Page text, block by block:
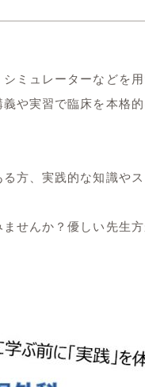
ミュレーターなどを
や実習で臨床を本格
方、実践的な知識や
せんか？優しい先生